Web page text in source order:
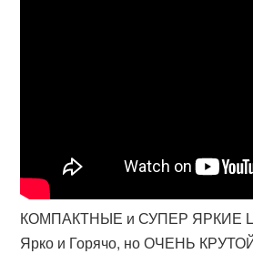
КОМПАКТНЫЕ и СУПЕР ЯРКИЕ
Ярко и Горячо, но ОЧЕНЬ